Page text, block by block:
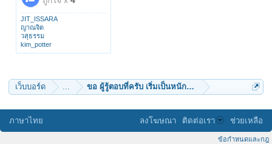
JIT_ISSARA
ญาณจิต
วสุธรรม
kim_potter
เว็บบอร์ด ... ขอ ผู้รู้ตอบที่ครับ เริ่มเป็นหนักแล้ว
ภาษาไทย ลงโฆษณา ติดต่อเรา ช่วยเหลือ
ข้อกำหนดและกฎ